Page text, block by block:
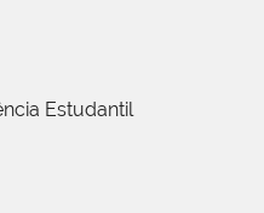
Estudantil